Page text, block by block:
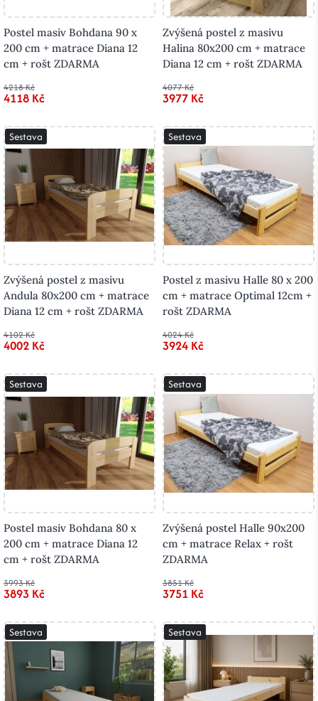
Postel masiv Bohdana 90 x
200 cm + matrace Diana 12
cm + rošt ZDARMA
4218 Kč
4118 Kč
Zvýšená postel z masivu
Halina 80x200 cm + matrace
Diana 12 cm + rošt ZDARMA
4077 Kč
3977 Kč
Sestava
Zvýšená postel z masivu
Andula 80x200 cm + matrace
Diana 12 cm + rošt ZDARMA
4102 Kč
4002 Kč
Sestava
Postel z masivu Halle 80 x 200
cm + matrace Optimal 12cm +
rošt ZDARMA
4024 Kč
3924 Kč
Sestava
Postel masiv Bohdana 80 x
200 cm + matrace Diana 12
cm + rošt ZDARMA
3993 Kč
3893 Kč
Sestava
Zvýšená postel Halle 90x200
cm + matrace Relax + rošt
ZDARMA
3851 Kč
3751 Kč
Sestava Sestava